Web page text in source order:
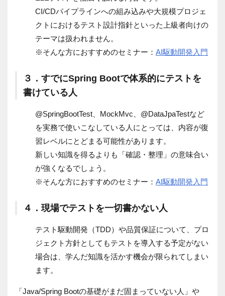
CI/CDパイプラインへの組み込みや大規模プロジェ
クトにおけるテスト設計指針といった上級者向けの
テーマは扱われません。
※そんな方におすすめのセミナー： AI駆動開発入門
３．すでにSpring Bootで体系的にテストを
書けている人
@SpringBootTest、MockMvc、@DataJpaTestなど
を実務で使いこなしている人にとっては、内容が復
習レベルにとどまる可能性があります。
新しい知識を得るよりも「確認・整理」の意味合い
が強くなるでしょう。
※そんな方におすすめのセミナー： AI駆動開発入門
４．現場でテストを一切書かない人
テスト駆動開発（TDD）や品質保証について、プロ
ジェクト方針としてもテストを導入する予定がない
場合は、学んだ知識を活かす機会が限られてしまい
ます。
「Java/Spring Bootの基礎がまだ固まっていない人」や